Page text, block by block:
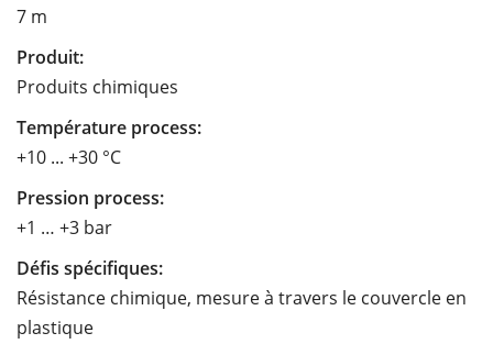
7 m
Produit:
Produits chimiques
Température process:
+10 ... +30 °C
Pression process:
+1 … +3 bar
Défis spécifiques:
Résistance chimique, mesure à travers le couvercle en
plastique